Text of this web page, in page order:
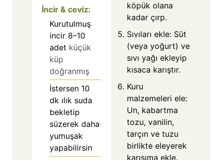
İncir & ceviz:
Kurutulmuş
incir 8–10
adet küçük
küp
doğranmış
İstersen 10
dk ılık suda
bekletip
süzerek daha
yumuşak
yapabilirsin
köpük olana
kadar çırp.
Sıvıları ekle: Süt
(veya yoğurt) ve
sıvı yağı ekleyip
kısaca karıştır.
Kuru
malzemeleri ele:
Un, kabartma
tozu, vanilin,
tarçın ve tuzu
birlikte eleyerek
karışıma ekle.